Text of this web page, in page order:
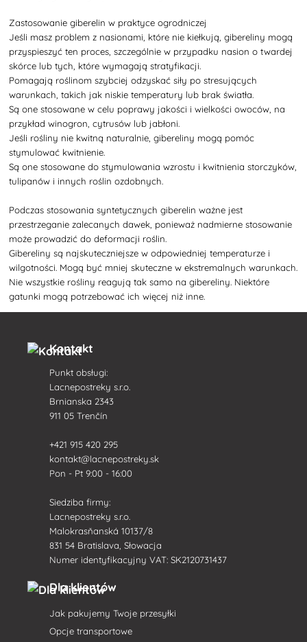
Zastosowanie giberelin w praktyce ogrodniczej
Jeśli masz problem z nasionami, które nie kiełkują, gibereliny mogą
przyspieszyć ten proces, szczególnie w przypadku nasion o twardej
skórce lub tych, które wymagają stratyfikacji.
Pomagają roślinom szybciej odzyskać siły po stresujących
warunkach, takich jak niskie temperatury lub brak światła.
Są one stosowane w celu poprawy jakości i wielkości owoców, na
przykład winogron, cytrusów lub jabłoni.
Jeśli rośliny nie kwitną naturalnie, gibereliny mogą pomóc
stymulować kwitnienie.
Są one stosowane do stymulowania wzrostu i kwitnienia storczyków,
tulipanów i innych roślin ozdobnych.
Podczas stosowania syntetycznych giberelin ważne jest
przestrzeganie zalecanych dawek, ponieważ nadmierne stosowanie
może prowadzić do deformacji roślin.
Gibereliny są najskuteczniejsze w odpowiedniej temperaturze i
wilgotności. Mogą być mniej skuteczne w ekstremalnych warunkach.
Nie wszystkie rośliny reagują tak samo na gibereliny. Niektóre
gatunki mogą potrzebować ich więcej niż inne.
Kontakt
Punkt obsługi:
Lacnepostreky s.r.o.
Brnianska 2343
911 05 Trenčín
+421 915 420 295
kontakt@lacnepostreky.sk
Pon - Pt 9:00 - 16:00
Siedziba firmy:
Lacnepostreky s.r.o.
Malokrasňanská 10137/8
831 54 Bratislava, Słowacja
Numer identyfikacyjny VAT: SK2120731437
Dla klientów
Jak pakujemy Twoje przesyłki
Opcje transportowe